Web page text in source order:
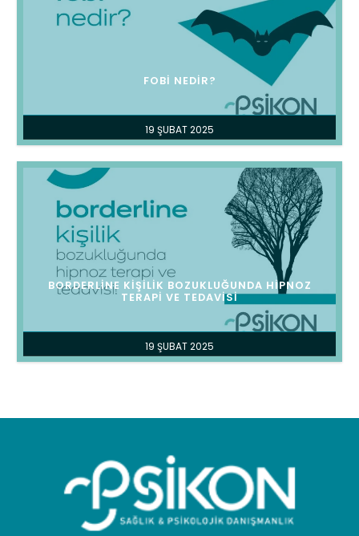
19 ŞUBAT 2025
FOBI NEDIR?
19 ŞUBAT 2025
BORDERLINE KIŞILIK BOZUKLUĞUNDA HIPNOZ
TERAPI VE TEDAVISI